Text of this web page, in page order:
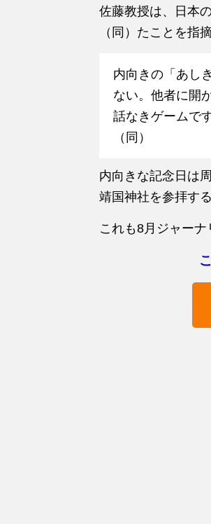
佐藤教授は、日本
（同）たことを指
内向きの「あし
ない。他者に開
話なきゲームです
（同）
内向きな記念日は
靖国神社を参拝す
これも8月ジャーナ